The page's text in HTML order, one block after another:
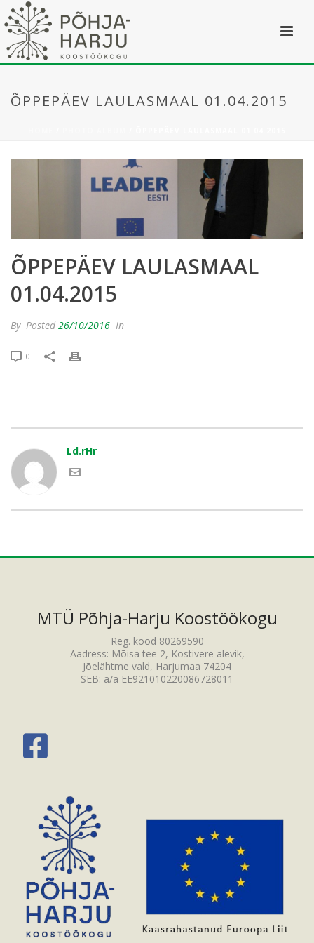
ÕPPEPÄEV LAULASMAAL 01.04.2015
ÕPPEPÄEV LAULASMAAL
01.04.2015
By Posted 26/10/2016 In
0
Ld.rHr
MTÜ Põhja-Harju Koostöökogu
Reg. kood 80269590
Aadress: Mõisa tee 2, Kostivere alevik,
Jõelähtme vald, Harjumaa 74204
SEB: a/a EE921010220086728011